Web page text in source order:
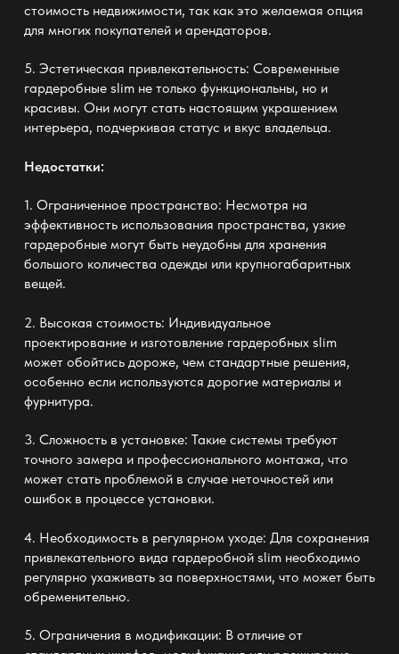
стоимость недвижимости, так как это желаемая опция
для многих покупателей и арендаторов.
5. Эстетическая привлекательность: Современные
гардеробные slimне только функциональны, но и
красивы. Они могут стать настоящим украшением
интерьера, подчеркивая статус и вкус владельца.
Недостатки:
1. Ограниченное пространство: Несмотря на
эффективность использования пространства, узкие
гардеробные могут быть неудобны для хранения
большого количества одежды или крупногабаритных
вещей.
2. Высокая стоимость: Индивидуальное
проектирование и изготовление гардеробных slim
может обойтись дороже, чем стандартные решения,
особенно если используются дорогие материалы и
фурнитура.
3. Сложность в установке: Такие системы требуют
точного замера и профессионального монтажа, что
может стать проблемой в случае неточностей или
ошибок в процессе установки.
4. Необходимость в регулярном уходе: Для сохранения
привлекательного вида гардеробной slimнеобходимо
регулярно ухаживать за поверхностями, что может быть
обременительно.
5. Ограничения в модификации: В отличие от